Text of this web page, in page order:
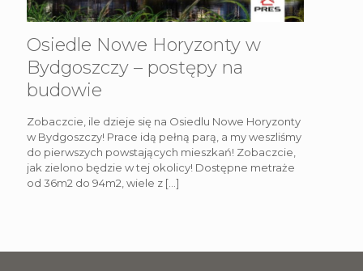
Osiedle Nowe Horyzonty w
Bydgoszczy – postępy na
budowie
Zobaczcie, ile dzieje się na Osiedlu Nowe Horyzonty
w Bydgoszczy! Prace idą pełną parą, a my weszliśmy
do pierwszych powstających mieszkań! Zobaczcie,
jak zielono będzie w tej okolicy! Dostępne metraże
od 36m2 do 94m2, wiele z […]